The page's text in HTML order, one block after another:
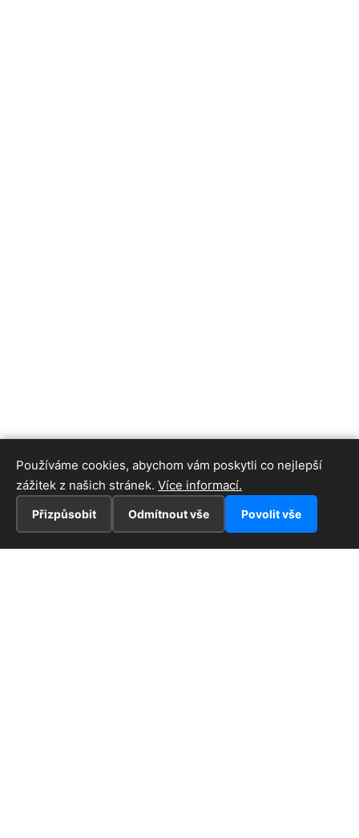
Používáme cookies, abychom vám poskytli co nejlepší
zážitek z našich stránek. Více informací.
Přizpůsobit Odmítnout vše Povolit vše